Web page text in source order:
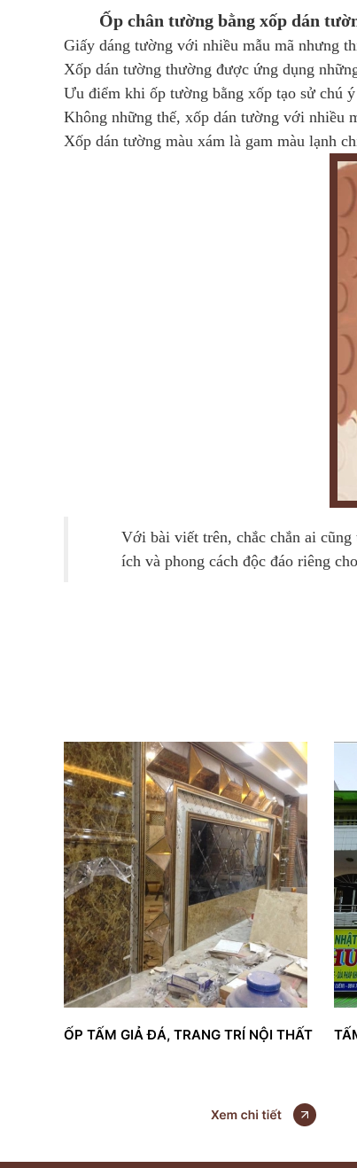
Ốp chân tường bằng xốp dán
Giấy dáng tường với nhiều mẫu mã nhưng
Xốp dán tường thường được ứng dụng
Ưu điểm khi ốp tường bằng xốp tạo sử chú
Không những thế, xốp dán tường với nhiều
Xốp dán tường màu xám là gam màu lạnh
Với bài viết trên, chắc chắn ai
ích và phong cách độc đáo riêng
ỐP TẤM GIẢ ĐÁ, TRANG TRÍ NỘI THẤT